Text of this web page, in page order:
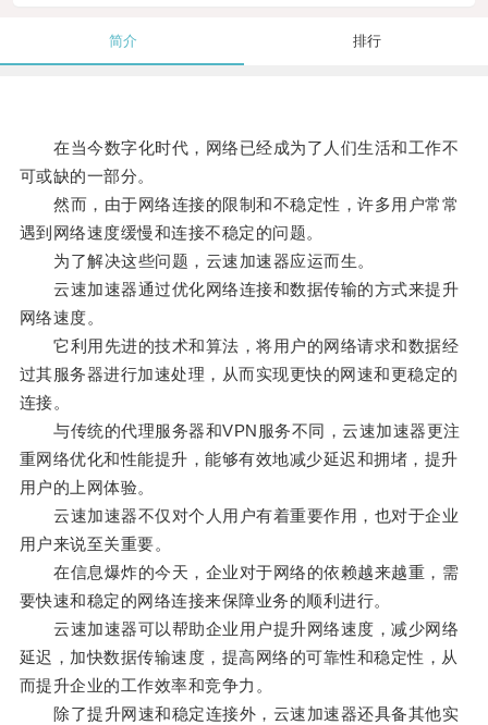
简介 排行
在当今数字化时代，网络已经成为了人们生活和工作不
可或缺的一部分。
然而，由于网络连接的限制和不稳定性，许多用户常常
遇到网络速度缓慢和连接不稳定的问题。
为了解决这些问题，云速加速器应运而生。
云速加速器通过优化网络连接和数据传输的方式来提升
网络速度。
它利用先进的技术和算法，将用户的网络请求和数据经
过其服务器进行加速处理，从而实现更快的网速和更稳定的
连接。
与传统的代理服务器和VPN服务不同，云速加速器更注
重网络优化和性能提升，能够有效地减少延迟和拥堵，提升
用户的上网体验。
云速加速器不仅对个人用户有着重要作用，也对于企业
用户来说至关重要。
在信息爆炸的今天，企业对于网络的依赖越来越重，需
要快速和稳定的网络连接来保障业务的顺利进行。
云速加速器可以帮助企业用户提升网络速度，减少网络
延迟，加快数据传输速度，提高网络的可靠性和稳定性，从
而提升企业的工作效率和竞争力。
除了提升网速和稳定连接外，云速加速器还具备其他实